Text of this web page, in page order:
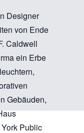
Designer
von Ende
Caldwell
ein Erbe
Gebäuden,
Public